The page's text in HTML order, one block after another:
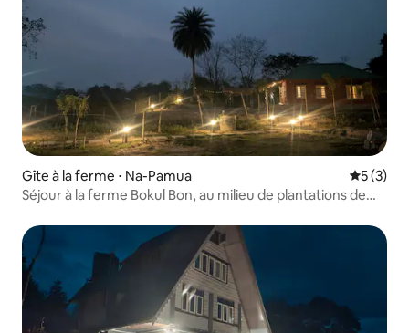
Gîte à la ferme ⋅ Na-Pamua
5 (3)
Séjour à la ferme Bokul Bon, au milieu de plantations de